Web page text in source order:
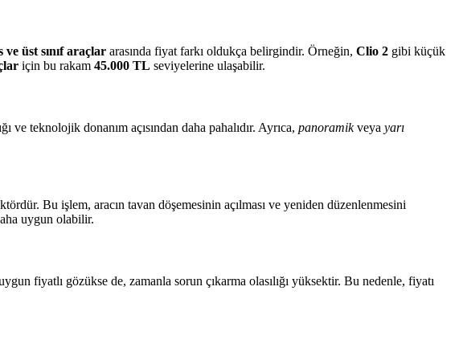
ve üst sınıf araçlar arasında fiyat farkı oldukça belirgindir. Örneğin, Clio 2 gibi küçük
için bu rakam 45.000 TL seviyelerine ulaşabilir.
teknolojik donanım açısından daha pahalıdır. Ayrıca, panoramikveya yarı
Bu işlem, aracın tavan döşemesinin açılması ve yeniden düzenlenmesini
uygun olabilir.
fiyatlı gözükse de, zamanla sorun çıkarma olasılığı yüksektir. Bu nedenle, fiyatı